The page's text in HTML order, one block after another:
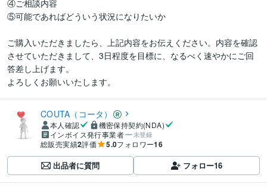
④ご相談内容
⑤可能であればどういう状況になりたいか
ご購入いただきましたら、上記内容をお伝えください。内容を確認
させていただきまして、3日程度を目標に、なるべく速やかにご回
答差し上げます。
よろしくお願いいたします。
COUTA（コータ）
本人確認
機密保持契約(NDA)
インボイス発行事業者
未登録
総販売実績2評価 5.0フォロワー16
出品者に質問 フォロー16